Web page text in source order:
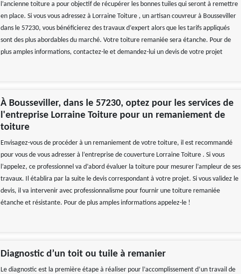
l’ancienne toiture a pour objectif de récupérer les bonnes tuiles qui seront à remettre
en place. Si vous vous adressez à Lorraine Toiture , un artisan couvreur à Bousseviller
dans le 57230, vous bénéficierez des travaux d’expert alors que les tarifs appliqués
sont des plus abordables du marché. Votre toiture remaniée sera étanche. Pour de
plus amples informations, contactez-le et demandez-lui un devis de votre projet
À Bousseviller, dans le 57230, optez pour les services de
l'entreprise Lorraine Toiture pour un remaniement de
toiture
Envisagez-vous de procéder à un remaniement de votre toiture, il est recommandé
pour vous de vous adresser à l’entreprise de couverture Lorraine Toiture . Si vous
l’appelez, ce professionnel va d’abord évaluer la toiture pour mesurer l’ampleur de ses
travaux. Il établira par la suite le devis correspondant à votre projet. Si vous validez le
devis, il va intervenir avec professionnalisme pour fournir une toiture remaniée
étanche et résistante. Pour de plus amples informations appelez-le !
Diagnostic d’un toit ou tuile à remanier
Le diagnostic est la première étape à réaliser pour l’accomplissement d’un travail de